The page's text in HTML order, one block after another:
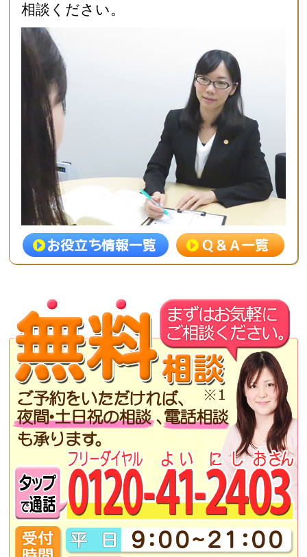
相談ください。